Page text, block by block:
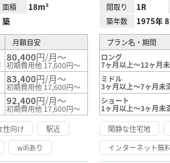
面積 18m²
築
月額目安
80,400円/月～
初期費用他 17,600円～
83,400円/月～
初期費用他 17,600円～
92,400円/月～
初期費用他 17,600円～
性向け
駅近
wifiあり
間取り 1R
築年数 1975年
プラン名・期間
ロング
7ヶ月以上～12ヶ月
ミドル
3ヶ月以上～7ヶ月未
ショート
1ヶ月以上～3ヶ月未
閑静な住宅地
インターネット無